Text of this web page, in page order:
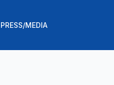
PRESS/MEDIA